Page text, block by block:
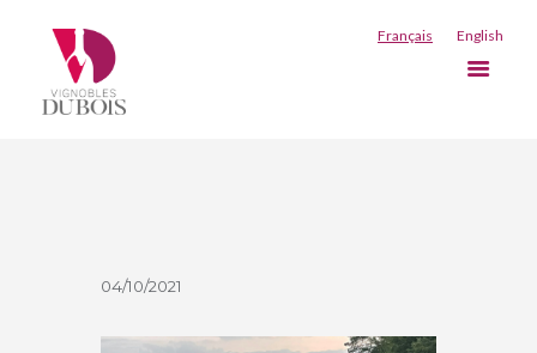
Français English
04/10/2021